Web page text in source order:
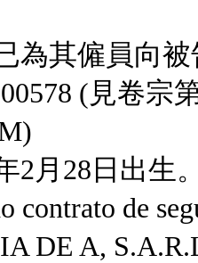
為其僱員向
(見卷宗
2月28日出生
contrato de
DE A,